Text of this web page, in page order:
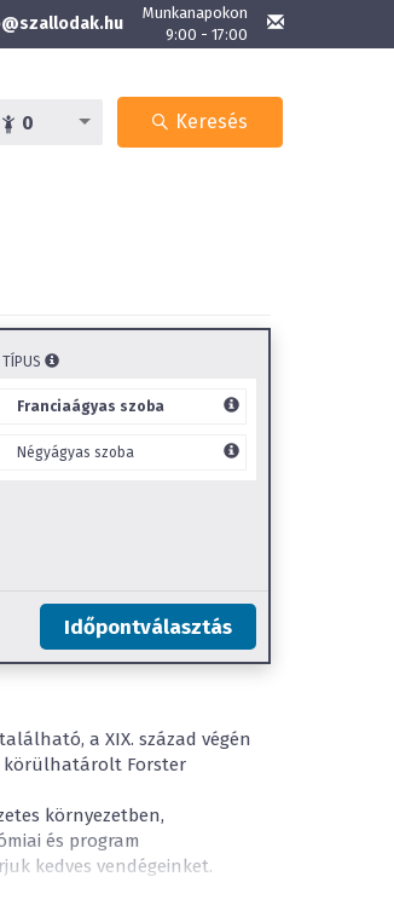
Munkanapokon
9:00 - 17:00
0 Keresés
Franciaágyas szoba
Négyágyas szoba
Időpontválasztás
a XIX. század végén
körülhatárolt Forster
környezetben,
és program
kedves vendégeinket.